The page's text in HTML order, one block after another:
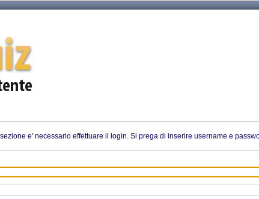
e' necessario effettuare il login. Si prega di inserire username e